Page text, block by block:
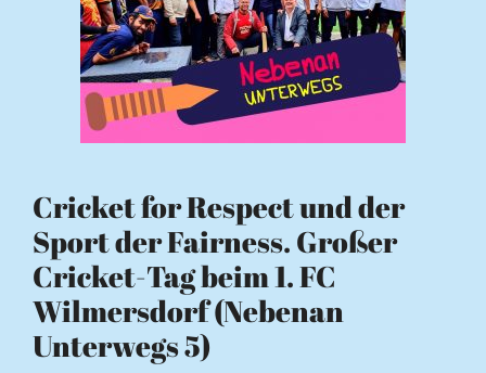
Cricket for Respect und der
Sport der Fairness. Großer
Cricket-Tag beim 1. FC
Wilmersdorf (Nebenan
Unterwegs 5)